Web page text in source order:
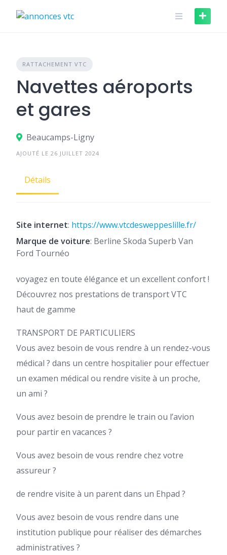
RATTACHEMENT VTC
Navettes aéroports
et gares
Beaucamps-Ligny
AJOUTÉ LE 26 JUILLET 2024
Détails
Site internet: https://www.vtcdesweppeslille.fr/
Marque de voiture: Berline Skoda Superb Van
Ford Tournéo
voyagez en toute élégance et un excellent confort !
Découvrez nos prestations de transport VTC
haut de gamme
TRANSPORT DE PARTICULIERS
Vous avez besoin de vous rendre à un rendez-vous
médical ? dans un centre hospitalier pour effectuer
un examen médical ou rendre visite à un proche,
un ami ?
Vous avez besoin de prendre le train ou l’avion
pour partir en vacances ?
Vous avez besoin de vous rendre chez votre
assureur ?
de rendre visite à un parent dans un Ehpad ?
Vous avez besoin de vous rendre dans une
institution publique pour réaliser des démarches
administratives ?